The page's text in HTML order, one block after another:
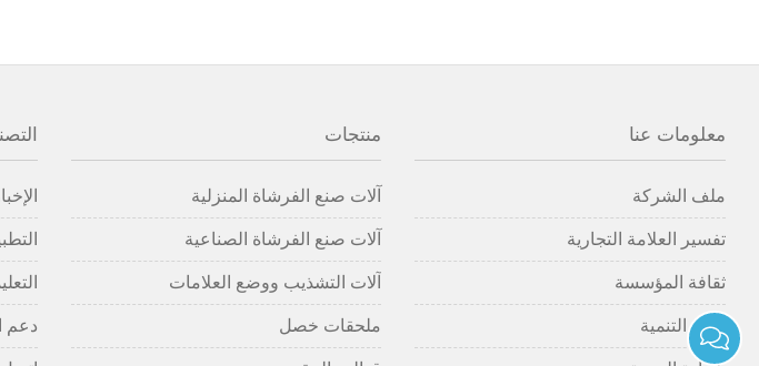
معلومات عنا
ملف الشركة
تفسير العلامة التجارية
ثقافة المؤسسة
تاريخ التنمية
منتجات
آلات صنع الفرشاة المنزلية
آلات صنع الفرشاة الصناعية
آلات التشذيب ووضع العلامات
ملحقات خصل
دعم